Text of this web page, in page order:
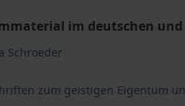
im deutschen
Schroeder
zum geistigen Eigentum